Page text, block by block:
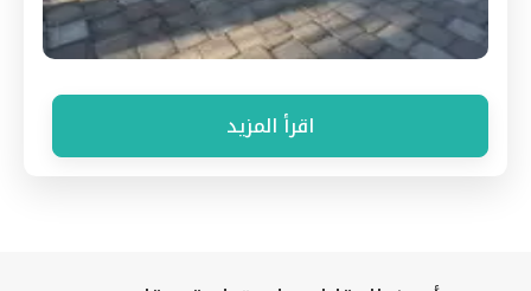
اقرأ المزيد